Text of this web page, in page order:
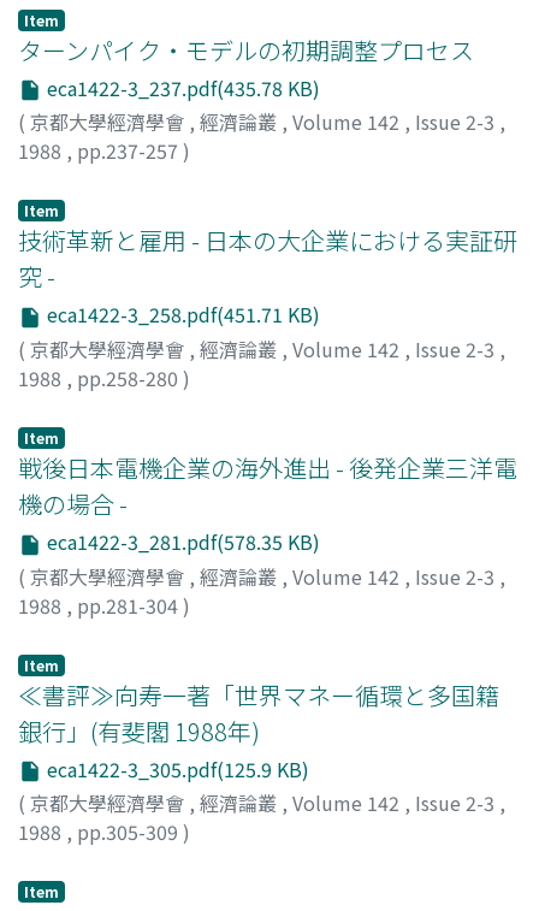
Item
ターンパイク・モデルの初期調整プロセス
eca1422-3_237.pdf(435.78 KB)
( 京都大學經濟學會 , 經濟論叢 , Volume 142 , Issue 2-3 ,
1988 , pp.237-257 )
Item
技術革新と雇用 - 日本の大企業における実証研
究 -
eca1422-3_258.pdf(451.71 KB)
( 京都大學經濟學會 , 經濟論叢 , Volume 142 , Issue 2-3 ,
1988 , pp.258-280 )
Item
戦後日本電機企業の海外進出 - 後発企業三洋電
機の場合 -
eca1422-3_281.pdf(578.35 KB)
( 京都大學經濟學會 , 經濟論叢 , Volume 142 , Issue 2-3 ,
1988 , pp.281-304)
Item
≪書評≫向寿一著「世界マネー循環と多国籍
銀行」(有斐閣 1988年)
eca1422-3_305.pdf(125.9 KB)
( 京都大學經濟學會 , 經濟論叢 , Volume 142 , Issue 2-3 ,
1988 , pp.305-309 )
Item